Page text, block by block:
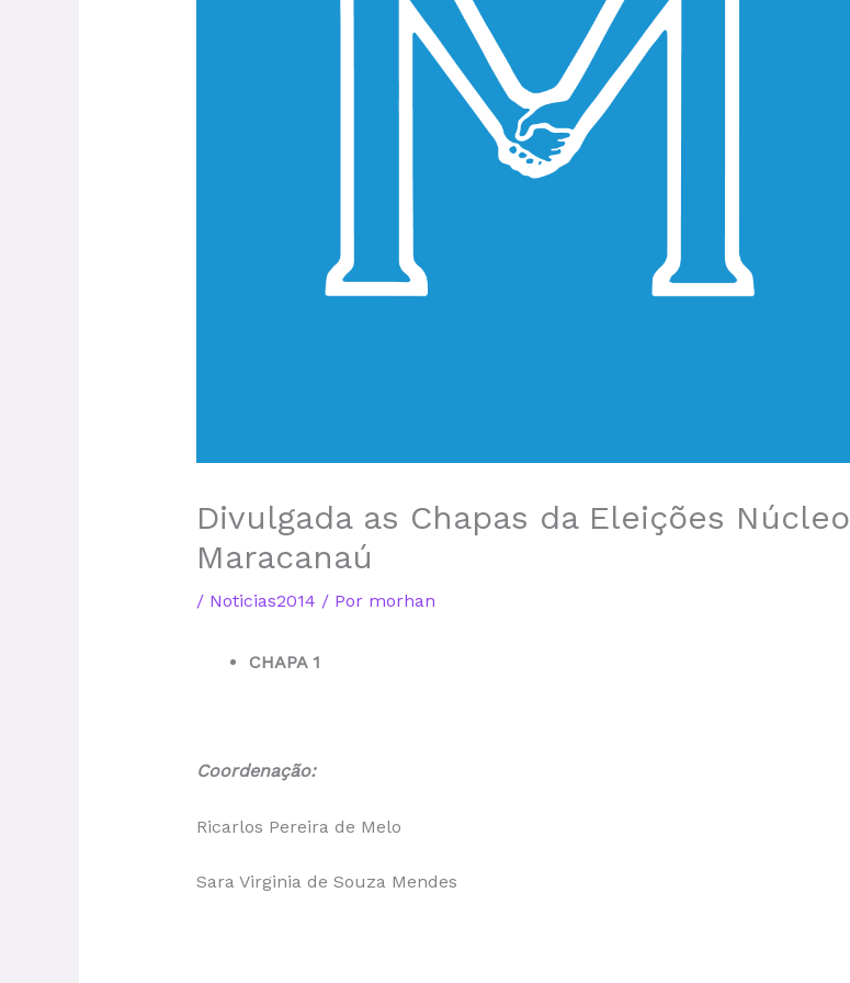
Divulgada as Chapas da Eleições Núcleo
Maracanaú
/ Noticias2014 / Por morhan
CHAPA 1
Coordenação:
Ricarlos Pereira de Melo
Sara Virginia de Souza Mendes